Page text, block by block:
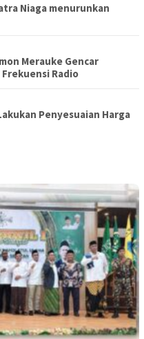
Niaga menurunkan
Merauke Gencar
Radio
Penyesuaian Harga